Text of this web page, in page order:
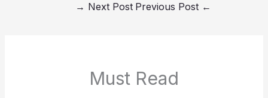
←
Next Post
→
Must Read